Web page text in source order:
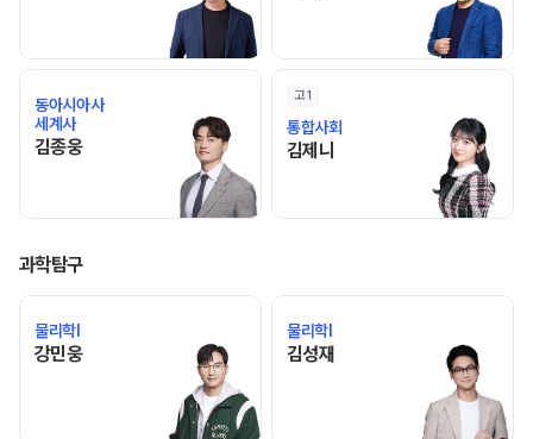
동아시아사
세계사
김종웅김종웅 선생님 홈 바로가기
고1
통합사회
김제니 김제니 선생님 홈 바로가기
과학탐구
물리학I
강민웅강민웅 선생님 홈 바로가기
물리학I
김성재김성재 선생님 홈 바로가기